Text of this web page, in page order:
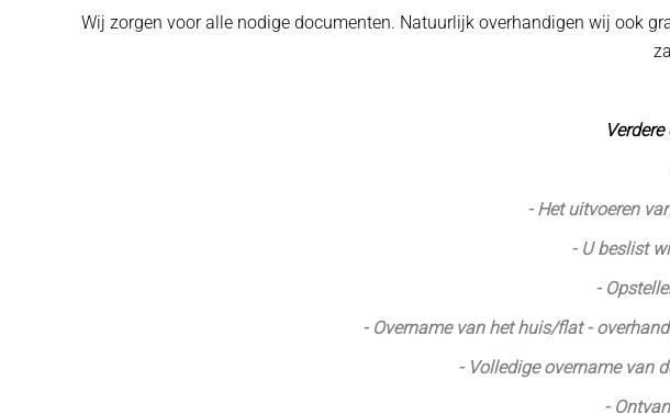
Wij zorgen voor alle nodige documenten. Natuurlijk overhandigen wij ook
- Het uitvoeren
- U beslist
-
- Overname van het huis/flat -
- Volledige overname van
-